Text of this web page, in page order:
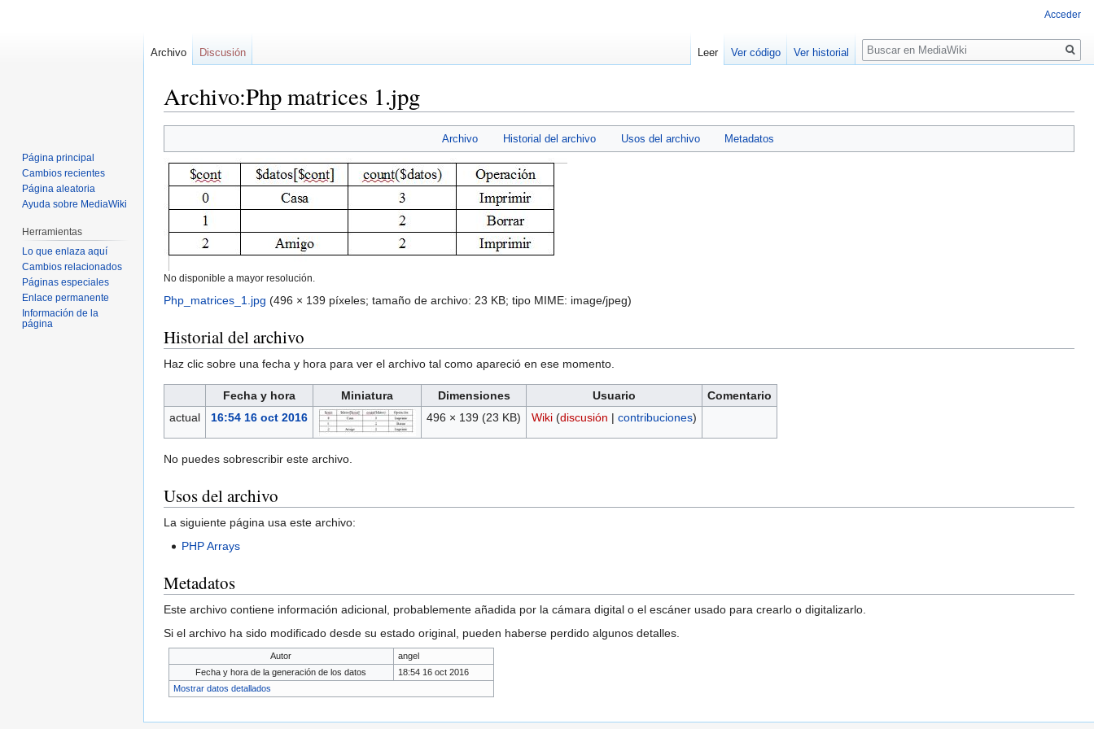
Archivo:Php matrices 1.jpg
a
navegación
a
búsqueda
Archivo Historial del archivo Usos del archivo Metadatos
No disponible a mayor resolución.
Php_matrices_1.jpg (496 × 139 píxeles; tamaño de archivo: 23 KB; tipo MIME: image/jpeg)
Historial del archivo
Haz clic sobre una fecha y hora para ver el archivo tal como apareció en ese momento.
Fecha y hora Miniatura Dimensiones Usuario
Comentario
actual
16:54 16 oct 2016 496 × 139 (23 KB) Wiki (discusión | contribuciones)
No puedes sobrescribir este archivo.
Usos del archivo
La siguiente página usa este archivo:
PHP Arrays
Metadatos
Este archivo contiene información adicional, probablemente añadida por la cámara digital o el escáner usado para crearlo o digitalizarlo.
Si el archivo ha sido modificado desde su estado original, pueden haberse perdido algunos detalles.
Autor
angel
Fecha y hora de la generación de los datos
18:54 16 oct 2016
Mostrar datos detallados
Acceder
Archivo Discusión Leer Ver código Ver historial
Buscar
Página principal
Cambios recientes
Página aleatoria
Ayuda sobre MediaWiki
Herramientas
Lo que enlaza aquí
Cambios relacionados
Páginas especiales
Enlace permanente
Información de la
página